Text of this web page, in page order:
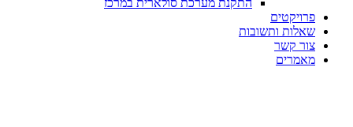
התקנת מערכת סולארית במרכז
פרויקטים
שאלות ותשובות
צור קשר
מאמרים